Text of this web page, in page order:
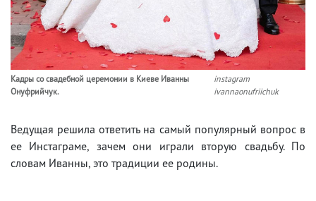
Кадры со свадебной церемонии в Киеве Иванны
Онуфрийчук.
instagram
ivannaonufriichuk
Ведущая решила ответить на самый популярный вопрос в
ее Инстаграме, зачем они играли вторую свадьбу. По
словам Иванны, это традиции ее родины.